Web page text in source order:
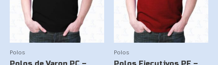
Polos Polos